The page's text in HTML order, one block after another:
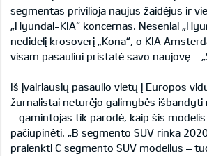
segmentas privilioja naujus žaidėjus ir
„Hyundai-KIA“ koncernas. Neseniai
nedidelį krosoverį „Kona“, o KIA
visam pasauliui pristatė savo naujovę –
Iš įvairiausių pasaulio vietų į Europos
žurnalistai neturėjo galimybės išbandyti
– gamintojas tik parodė, kaip šis
pačiupinėti. „B segmento SUV rinka
pralenkti C segmento SUV modelius –